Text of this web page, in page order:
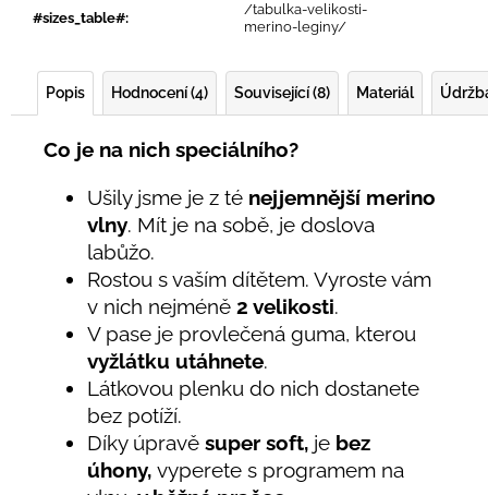
#sizes_table#:
/tabulka-velikosti-
merino-leginy/
Popis Hodnocení (4) Související (8) Materiál
Co je na nich speciálního?
Ušily jsme je z té nejjemnější merino
vlny. Mít je na sobě, je doslova
labůžo.
Rostou s vaším dítětem. Vyroste vám
v nich nejméně 2 velikosti.
V pase je provlečená guma, kterou
vyžlátku utáhnete.
Látkovou plenku do nich dostanete
bez potíží.
Díky úpravě super soft, je bez
úhony, vyperete s programem na